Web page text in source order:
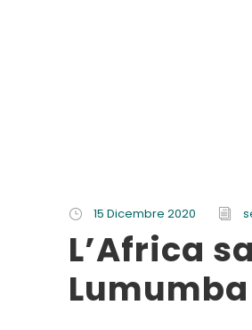
15 Dicembre 2020
L’Africa
Lumumba